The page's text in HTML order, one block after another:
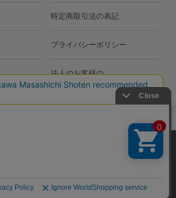
特定商取引法の表記
プライバシーポリシー
法人のお客様の
お問い合わせ
All Rights Reserved.
内における閲覧履歴・属性情報などの取得およ
ッキー（Cookie）を使用いたします。詳細に
ポリシー